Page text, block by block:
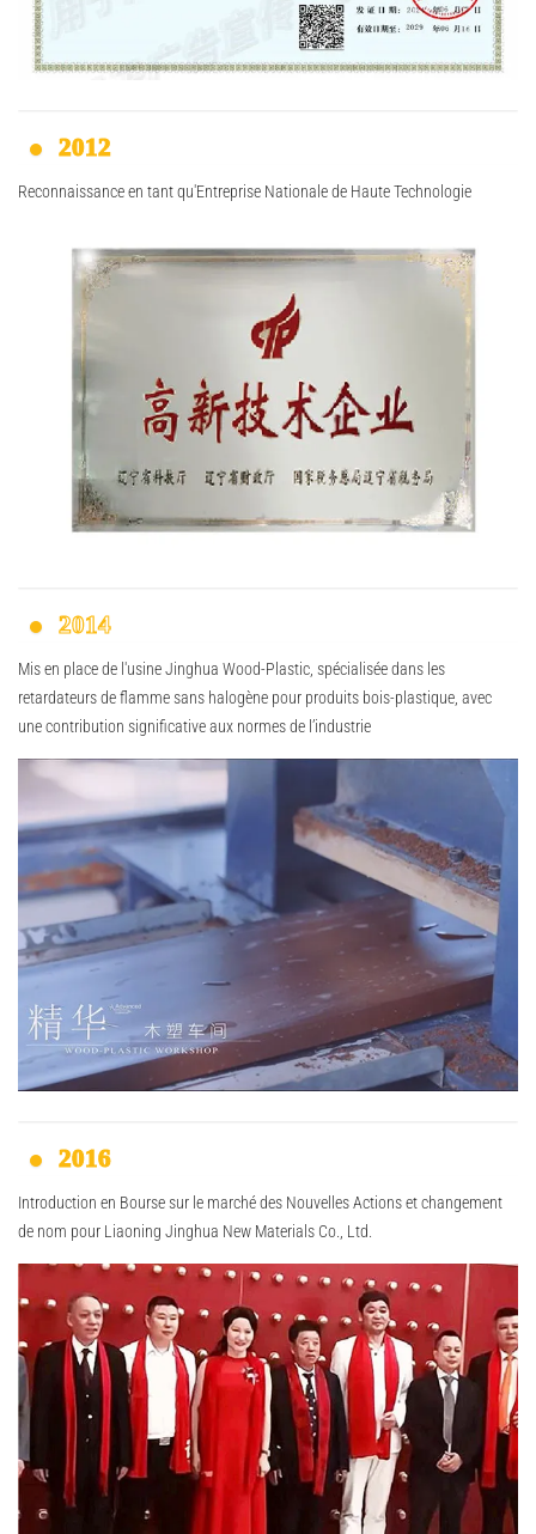
2012
Reconnaissance en tant qu'Entreprise Nationale de Haute Technologie
2014
Mis en place de l'usine Jinghua Wood-Plastic, spécialisée dans les
retardateurs de flamme sans halogène pour produits bois-plastique, avec
une contribution significative aux normes de l’industrie
2016
Introduction en Bourse sur le marché des Nouvelles Actions et changement
de nom pour Liaoning Jinghua New Materials Co., Ltd.